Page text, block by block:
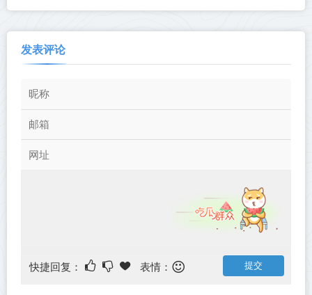
发表评论
快捷回复： 表情：